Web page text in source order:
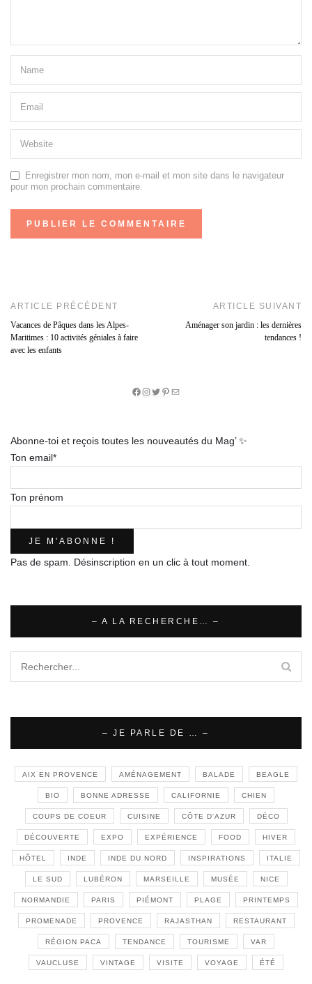
Enregistrer mon nom, mon e-mail et mon site dans le navigateur
pour mon prochain commentaire.
ARTICLE PRÉCÉDENT
Vacances de Pâques dans les Alpes-
Maritimes : 10 activités géniales à faire
avec les enfants
ARTICLE SUIVANT
Aménager son jardin : les dernières
tendances !
Facebook
Instagram
Twitter
Pinterest
E-
Abonne-toi et reçois toutes les nouveautés du Mag’ ✨
Ton email*
Ton prénom
Pas de spam. Désinscription en un clic à tout moment.
– A LA RECHERCHE… –
– JE PARLE DE … –
AIX EN PROVENCE AMÉNAGEMENT BALADE BEAGLE
BIO BONNE ADRESSE CALIFORNIE CHIEN
COUPS DE COEUR CUISINE CÔTE D'AZUR DÉCO
DÉCOUVERTE EXPO EXPÉRIENCE FOOD HIVER
HÔTEL INDE INDE DU NORD INSPIRATIONS ITALIE
LE SUD LUBÉRON MARSEILLE MUSÉE NICE
NORMANDIE PARIS PIÉMONT PLAGE PRINTEMPS
PROMENADE PROVENCE RAJASTHAN RESTAURANT
RÉGION PACA TENDANCE TOURISME VAR
VAUCLUSE VINTAGE VISITE VOYAGE ÉTÉ